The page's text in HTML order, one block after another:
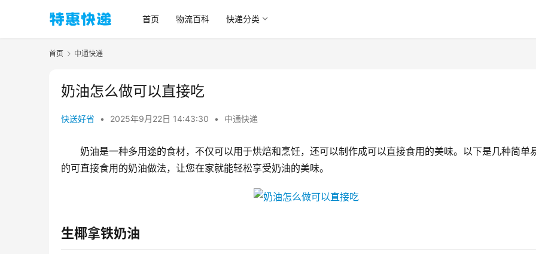
首页 物流百科 快递分类
首页 中通快递
奶油怎么做可以直接吃
快送好省 • 2025年9月22日 14:43:30 • 中通快递
奶油是一种多用途的食材，不仅可以用于烘焙和烹饪，还可以制作成可以直接食用的美味。以下是几种简单
的可直接食用的奶油做法，让您在家就能轻松享受奶油的美味。
生椰拿铁奶油